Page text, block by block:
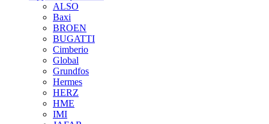
ALSO
Baxi
BROEN
BUGATTI
Cimberio
Global
Grundfos
Hermes
HERZ
HME
IMI